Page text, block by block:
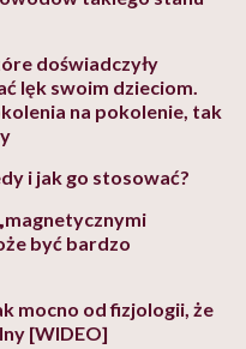
doświadczyły
lęk swoim dzieciom.
na pokolenie, tak
i jak go stosować?
być bardzo
mocno od fizjologii, że
[WIDEO]